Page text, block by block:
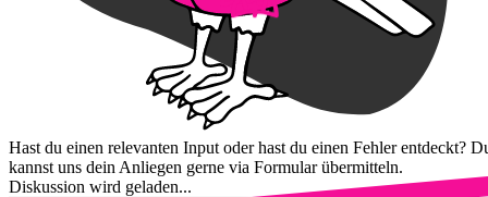
Hast du einen relevanten Input oder hast du einen Fehler entdeckt?
kannst uns dein Anliegen gerne via Formular übermitteln.
Diskussion wird geladen...